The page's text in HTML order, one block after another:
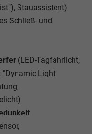
Stauassistent)
Schließ- und
(LED-Tagfahrlicht,
"Dynamic Light